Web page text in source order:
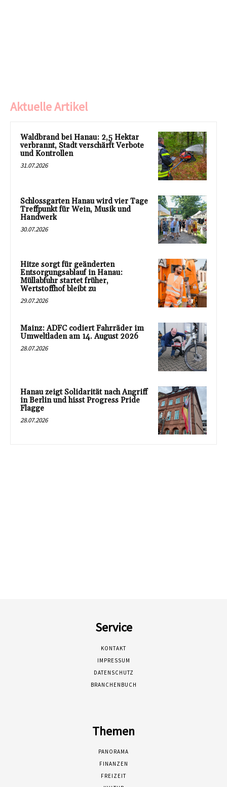
Aktuelle Artikel
Waldbrand bei Hanau: 2,5 Hektar
verbrannt, Stadt verschärft Verbote
und Kontrollen
31.07.2026
Schlossgarten Hanau wird vier Tage
Treffpunkt für Wein, Musik und
Handwerk
30.07.2026
Hitze sorgt für geänderten
Entsorgungsablauf in Hanau:
Müllabfuhr startet früher,
Wertstoffhof bleibt zu
29.07.2026
Mainz: ADFC codiert Fahrräder im
Umweltladen am 14. August 2026
28.07.2026
Hanau zeigt Solidarität nach Angriff
in Berlin und hisst Progress Pride
Flagge
28.07.2026
Service
KONTAKT
IMPRESSUM
DATENSCHUTZ
BRANCHENBUCH
Themen
PANORAMA
FINANZEN
FREIZEIT